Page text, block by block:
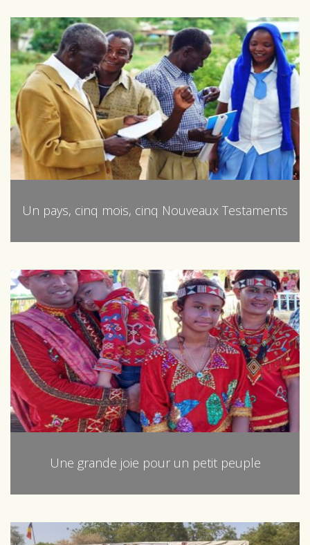
Un pays, cinq mois, cinq Nouveaux Testaments
Une grande joie pour un petit peuple